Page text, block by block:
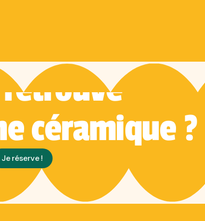
CRÉATIF À MARSEILLE OU AIX.
retrouve
céramique ?
Je réserve !